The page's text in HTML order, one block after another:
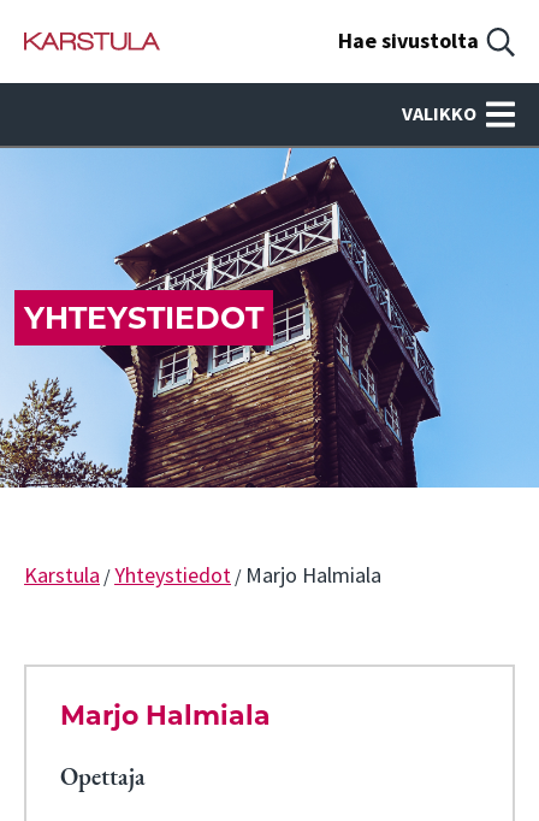
Hae sivustolta
VALIKKO
YHTEYSTIEDOT
Karstula /Yhteystiedot/ Marjo Halmiala
Marjo Halmiala
Opettaja